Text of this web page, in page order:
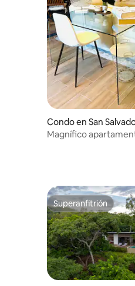
Condo en San
Magnífico
Superanfitrión
Superanfitrión